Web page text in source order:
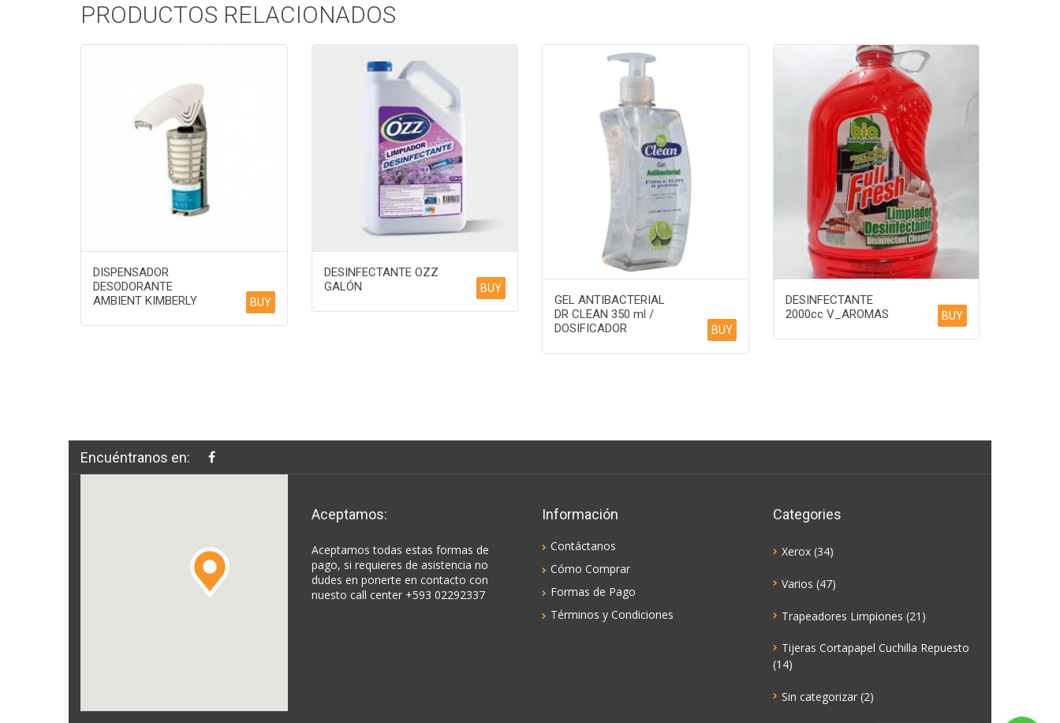
PRODUCTOS RELACIONADOS
DISPENSADOR
DESODORANTE
AMBIENT KIMBERLY
BUY
DESINFECTANTE OZZ
GALÓN
BUY
GEL ANTIBACTERIAL
DR CLEAN 350 ml /
DOSIFICADOR
BUY
DESINFECTANTE
2000cc V_AROMAS
BUY
Encuéntranos en:
Aceptamos:
Aceptamos todas estas formas de
pago, si requieres de asistencia no
dudes en ponerte en contacto con
nuesto call center +593 02292337
Información
Contáctanos
Cómo Comprar
Formas de Pago
Términos y Condiciones
Categories
Xerox (34)
Varios (47)
Trapeadores Limpiones (21)
Tijeras Cortapapel Cuchilla Repuesto
(14)
Sin categorizar (2)